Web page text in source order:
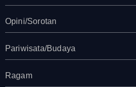
Opini/Sorotan
Pariwisata/Budaya
Ragam